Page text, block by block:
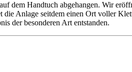
dem Handtuch abgehangen. Wir
die Anlage seitdem einen Ort voller
der besonderen Art entstanden.